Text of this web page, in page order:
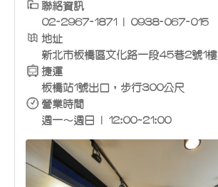
聯絡資訊
02-2967-1871 | 0938-067-015
地址
新北市板橋區文化路一段45巷2號1樓
捷運
板橋站1號出口，步行300公尺
營業時間
週一～週日 | 12:00~21:00